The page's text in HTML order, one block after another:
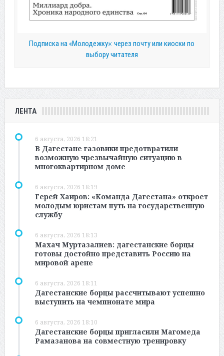
Подписка на «Молодежку»: через почту или киоски по
выбору читателя
ЛЕНТА
6 августа, 2026 18:21
В Дагестане газовики предотвратили
возможную чрезвычайную ситуацию в
многоквартирном доме
6 августа, 2026 18:19
Герей Хаиров: «Команда Дагестана» откроет
молодым юристам путь на государственную
службу
6 августа, 2026 18:13
Махач Муртазалиев: дагестанские борцы
готовы достойно представить Россию на
мировой арене
6 августа, 2026 18:11
Дагестанские борцы рассчитывают успешно
выступить на чемпионате мира
6 августа, 2026 18:10
Дагестанские борцы пригласили Магомеда
Рамазанова на совместную тренировку